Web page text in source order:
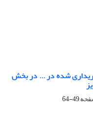
خریداری شده در ... در بخش
49-64